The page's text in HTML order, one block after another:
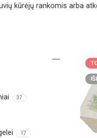
kūrėjų rankomis arba
37
17